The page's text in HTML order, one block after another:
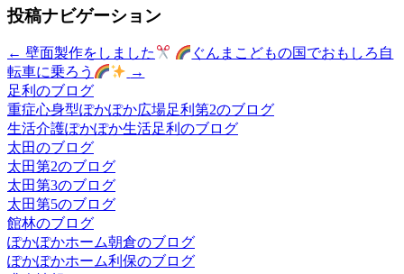
投稿ナビゲーション
← 壁面製作をしました
ぐんまこどもの国でおもしろ自
転車に乗ろう
→
足利のブログ
重症心身型ぽかぽか広場足利第2のブログ
生活介護ぽかぽか生活足利のブログ
太田のブログ
太田第2のブログ
太田第3のブログ
太田第5のブログ
館林のブログ
ぽかぽかホーム朝倉のブログ
ぽかぽかホーム利保のブログ